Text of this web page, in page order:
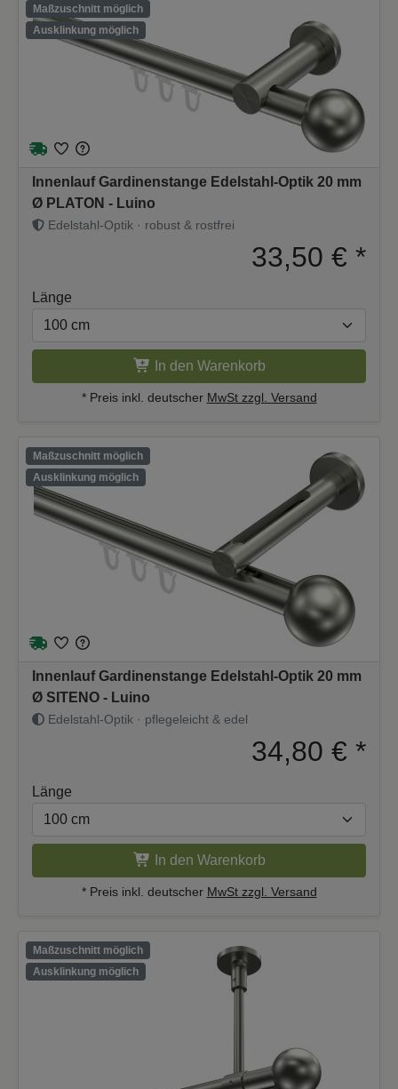
Maßzuschnitt möglich
Ausklinkung möglich
Innenlauf Gardinenstange Edelstahl-Optik 20 mm
Ø PLATON - Luino
Edelstahl-Optik · robust & rostfrei
33,50 € *
Länge
In den Warenkorb
* Preis inkl. deutscher MwSt zzgl. Versand
Maßzuschnitt möglich
Ausklinkung möglich
Innenlauf Gardinenstange Edelstahl-Optik 20 mm
Ø SITENO - Luino
Edelstahl-Optik · pflegeleicht & edel
34,80 € *
Länge
In den Warenkorb
* Preis inkl. deutscher MwSt zzgl. Versand
Maßzuschnitt möglich
Ausklinkung möglich